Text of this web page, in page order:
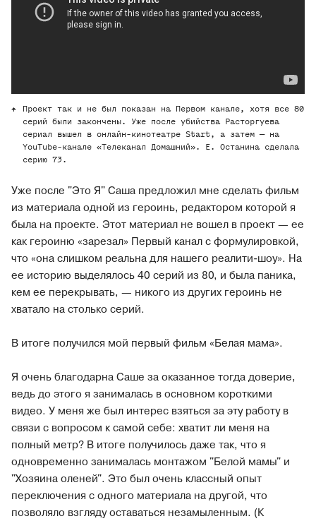
Проект так и не был показан на Первом канале, хотя все 80
серий были закончены. Уже после убийства Расторгуева
сериал вышел в онлайн-кинотеатре Start, а затем — на
YouTube-канале «Телеканал Домашний». Е. Останина сделала
серию 73.
Уже после "Это Я" Саша предложил мне сделать фильм
из материала одной из героинь, редактором которой я
была на проекте. Этот материал не вошел в проект — ее
как героиню «зарезал» Первый канал с формулировкой,
что «она слишком реальна для нашего реалити-шоу». На
ее историю выделялось 40 серий из 80, и была паника,
кем ее перекрывать, — никого из других героинь не
хватало на столько серий.
В итоге получился мой первый фильм «Белая мама».
Я очень благодарна Саше за оказанное тогда доверие,
ведь до этого я занималась в основном короткими
видео. У меня же был интерес взяться за эту работу в
связи с вопросом к самой себе: хватит ли меня на
полный метр? В итоге получилось даже так, что я
одновременно занималась монтажом "Белой мамы" и
"Хозяина оленей". Это был очень классный опыт
переключения с одного материала на другой, что
позволяло взгляду оставаться незамыленным. (К